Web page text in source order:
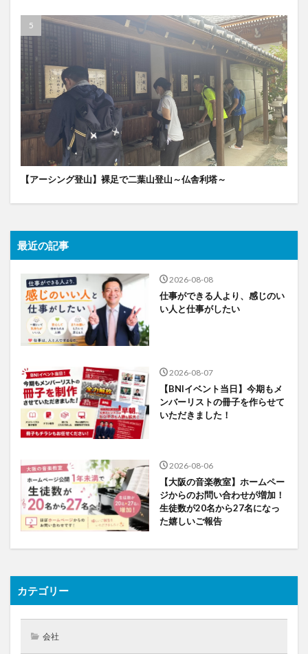
【アーシング登山】裸足で二葉山登山～仏舎利塔～
最近の記事
2026-08-08
仕事ができる人より、感じのい
い人と仕事がしたい
2026-08-07
【BNIイベント当日】今期もメ
ンバーリストの冊子を作らせて
いただきました！
2026-08-06
【大阪の音楽教室】ホームペー
ジからのお問い合わせが増加！
生徒数が20名から27名になっ
た嬉しいご報告
カテゴリー
会社